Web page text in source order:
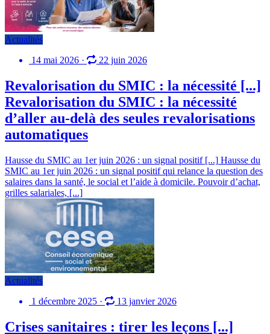
Actualités
14 mai 2026 · 22 juin 2026
Revalorisation du SMIC : la nécessité [...]
Revalorisation du SMIC : la nécessité
d’aller au-delà des seules revalorisations
automatiques
Hausse du SMIC au 1er juin 2026 : un signal positif [...] Hausse du
SMIC au 1er juin 2026 : un signal positif qui relance la question des
salaires dans la santé, le social et l’aide à domicile. Pouvoir d’achat,
grilles salariales, [...]
Actualités
1 décembre 2025 · 13 janvier 2026
Crises sanitaires : tirer les leçons [...]